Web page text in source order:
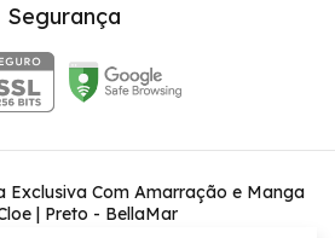
Segurança
Exclusiva Com Amarração e Manga
| Preto - BellaMar